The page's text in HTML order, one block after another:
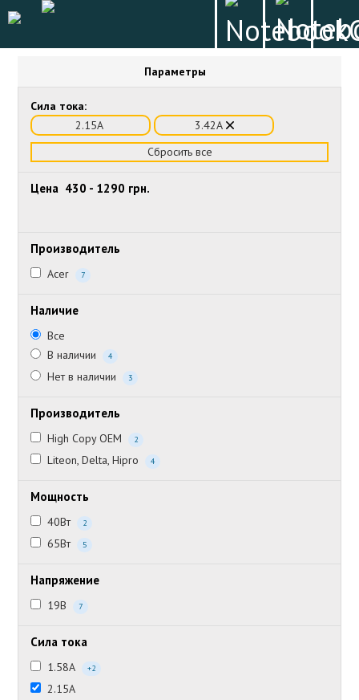
Параметры
Сила тока:
2.15А
3.42А
Сбросить все
Цена 430 - 1290 грн.
Производитель
Acer 7
Наличие
Все
В наличии
4
Нет в наличии 3
Производитель
High Copy OEM 2
Liteon, Delta, Hipro 4
Мощность
40Вт 2
65Вт 5
Напряжение
19В 7
Сила тока
1.58А +2
2.15А